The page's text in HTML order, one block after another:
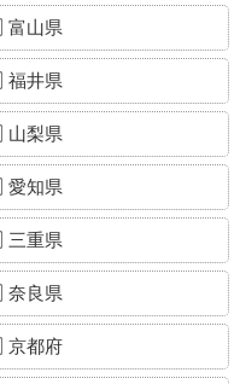
富山県
福井県
山梨県
愛知県
三重県
奈良県
京都府